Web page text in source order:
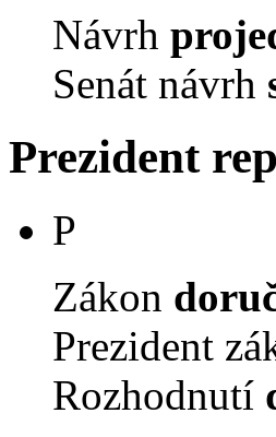
Návrh
Senát návrh
Prezident
P
Zákon
Prezident
Rozhodnutí